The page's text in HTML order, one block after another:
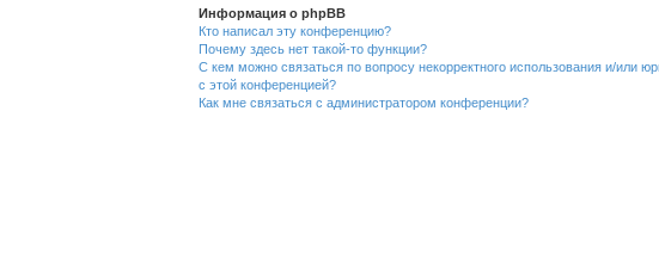
Информация о phpBB
Кто написал эту конференцию?
Почему здесь нет такой-то функции?
С кем можно связаться по вопросу некорректного использования и/или
с этой конференцией?
Как мне связаться с администратором конференции?